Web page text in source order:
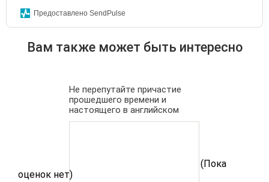
(Пока
оценок нет)
Предоставлено SendPulse
Вам также может быть интересно
Не перепутайте причастие
прошедшего времени и
настоящего в английском